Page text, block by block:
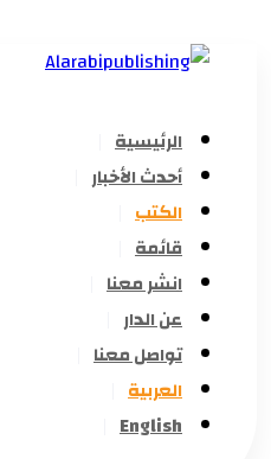
الرئيسية
أحدث الأخبار
الكتب
قائمة
انشر معنا
عن الدار
تواصل معنا
العربية
English